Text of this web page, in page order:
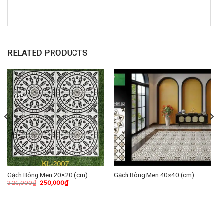
RELATED PRODUCTS
-22%
Gạch Bông Men 20×20 (cm)
TDKL-2007
320,000₫ 250,000₫
Gạch Bông Men 40×40 (cm)